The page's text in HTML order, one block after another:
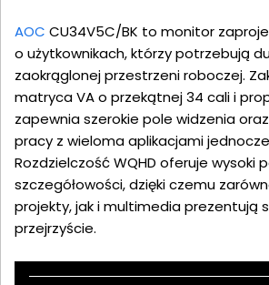
AOC CU34V5C/BK to monitor
o użytkownikach, którzy potrzebują
zaokrąglonej przestrzeni roboczej.
matryca VA o przekątnej 34 cali i
zapewnia szerokie pole widzenia
pracy z wieloma aplikacjami
Rozdzielczość WQHD oferuje wysoki
szczegółowości, dzięki czemu
projekty, jak i multimedia prezentują
przejrzyście.